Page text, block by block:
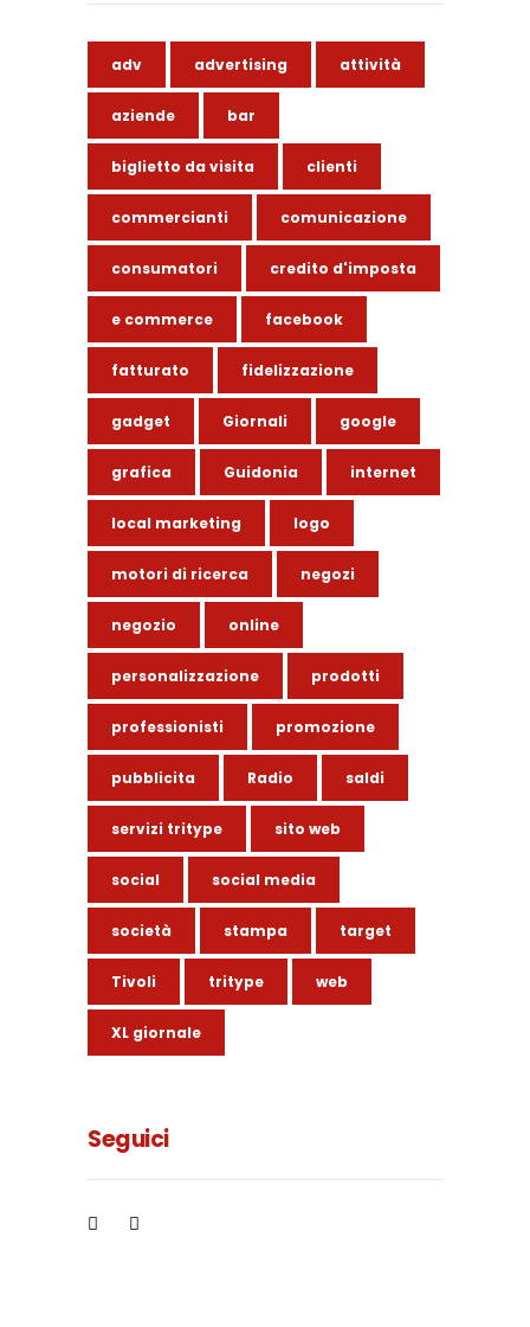
adv advertising attività
aziende bar
biglietto da visita clienti
commercianti comunicazione
consumatori credito d'imposta
e commerce facebook
fatturato fidelizzazione
gadget Giornali google
grafica Guidonia internet
local marketing logo
motori di ricerca negozi
negozio online
personalizzazione prodotti
professionisti promozione
pubblicita Radio saldi
servizi tritype sito web
social social media
società stampa target
Tivoli tritype web
XL giornale
Seguici